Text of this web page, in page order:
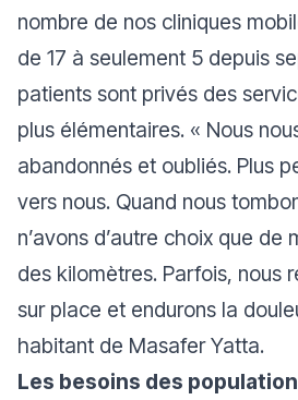
nombre de nos cliniques
de 17 à seulement 5 depuis
patients sont privés des
plus élémentaires. « Nous
abandonnés et oubliés. Plus
vers nous. Quand nous
n’avons d’autre choix que de
des kilomètres. Parfois, nous
sur place et endurons la
habitant de Masafer Yatta.
Les besoins des